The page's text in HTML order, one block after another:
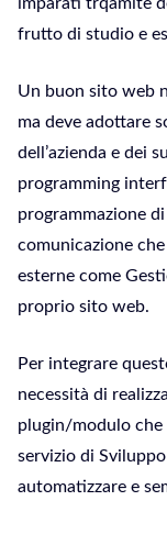
frutto di studio e
Un buon sito web
ma deve adottare
dell’azienda e dei
programming
programmazione
comunicazione
esterne come
proprio sito web.
Per integrare
necessità di
plugin/modulo che
servizio di
automatizzare e